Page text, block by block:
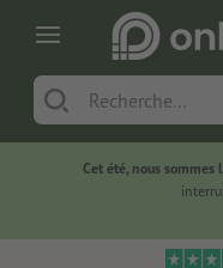
Cet été, nous sommes